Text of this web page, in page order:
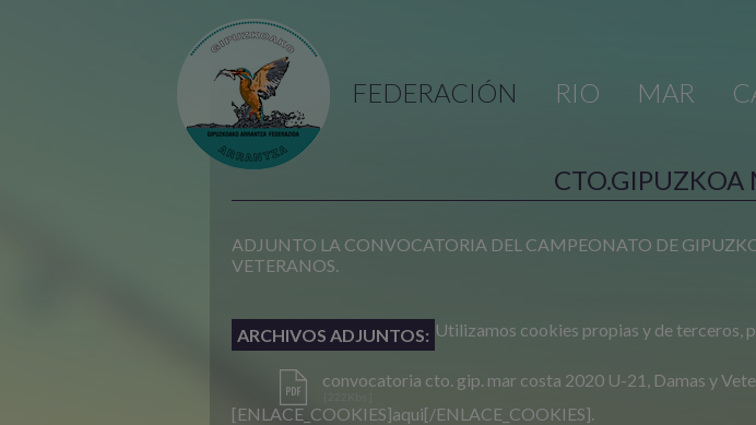
FEDERACIÓN RIO MAR
ADJUNTO LA CONVOCATORIA DEL CAMPEONATO DE
VETERANOS.
ARCHIVOS ADJUNTOS:
convocatoria cto. gip. mar costa 2020 U-21, Damas y
Utilizamos cookies propias y de terceros,
[ENLACE_COOKIES]aqui[/ENLACE_COOKIES].